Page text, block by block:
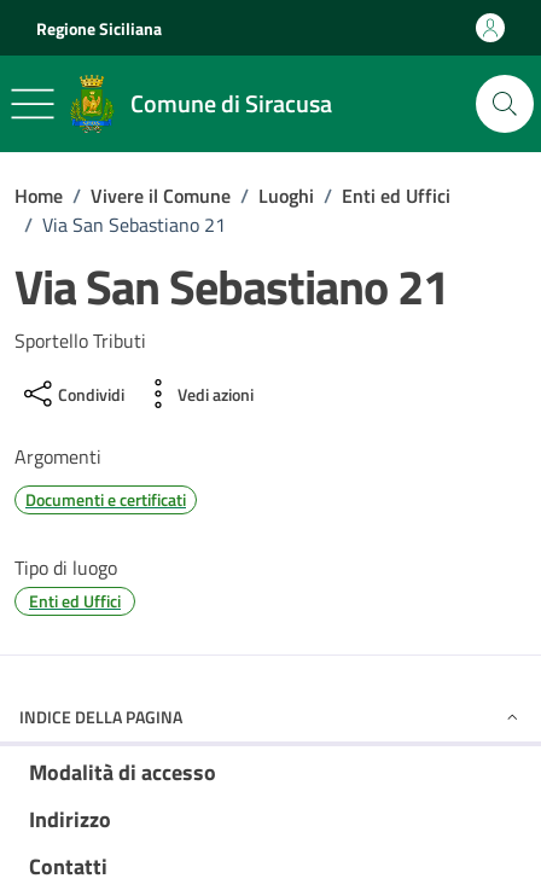
Regione Siciliana
Comune di Siracusa
Home / Vivere il Comune / Luoghi / Enti ed Uffici
/ Via San Sebastiano 21
Via San Sebastiano 21
Sportello Tributi
Condividi Vedi azioni
Argomenti
Documenti e certificati
Tipo di luogo
Enti ed Uffici
INDICE DELLA PAGINA
Modalità di accesso
Indirizzo
Contatti